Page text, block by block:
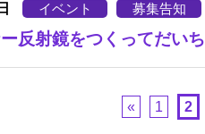
イベント 募集告知
反射鏡をつくってだい
« 1 2